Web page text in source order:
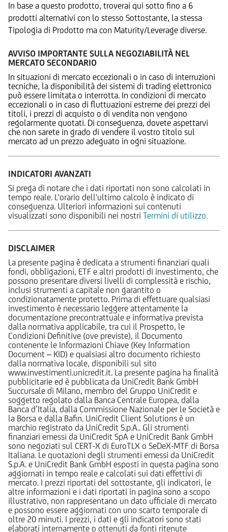
In base a questo prodotto, troverai qui sotto fino a 6
prodotti alternativi con lo stesso Sottostante, la stessa
Tipologia di Prodotto ma con Maturity/Leverage diverse.
AVVISO IMPORTANTE SULLA NEGOZIABILITÀ NEL
MERCATO SECONDARIO
In situazioni di mercato eccezionali o in caso di interruzioni
tecniche, la disponibilità dei sistemi di trading elettronico
può essere limitata o interrotta. In condizioni di mercato
eccezionali o in caso di fluttuazioni estreme dei prezzi dei
titoli, i prezzi di acquisto o di vendita non vengono
regolarmente quotati. Di conseguenza, dovete aspettarvi
che non sarete in grado di vendere il vostro titolo sul
mercato ad un prezzo adeguato in ogni situazione.
INDICATORI AVANZATI
Si prega di notare che i dati riportati non sono calcolati in
tempo reale. L'orario dell'ultimo calcolo è indicato di
conseguenza. Ulteriori informazioni sui contenuti
visualizzati sono disponibili nei nostri Termini di utilizzo.
DISCLAIMER
La presente pagina è dedicata a strumenti finanziari quali
fondi, obbligazioni, ETF e altri prodotti di investimento, che
possono presentare diversi livelli di complessità e rischio,
inclusi strumenti a capitale non garantito o
condizionatamente protetto. Prima di effettuare qualsiasi
investimento è necessario leggere attentamente la
documentazione precontrattuale e informativa prevista
dalla normativa applicabile, tra cui il Prospetto, le
Condizioni Definitive (ove previste), il Documento
contenente le Informazioni Chiave (Key Information
Document – KID) e qualsiasi altro documento richiesto
dalla normativa locale, disponibili sul sito
www.investimenti.unicredit.it. La presente pagina ha finalità
pubblicitarie ed è pubblicata da UniCredit Bank GmbH
Succursale di Milano, membro del Gruppo UniCredit e
soggetto regolato dalla Banca Centrale Europea, dalla
Banca d’Italia, dalla Commissione Nazionale per le Società e
la Borsa e dalla Bafin. UniCredit Client Solutions è un
marchio registrato da UniCredit S.p.A.. Gli strumenti
finanziari emessi da UniCredit SpA e UniCredit Bank GmbH
sono negoziati sul CERT-X di EuroTLX o SeDeX-MTF di Borsa
Italiana. Le quotazioni degli strumenti emessi da UniCredit
S.p.A. e UniCredit Bank GmbH esposti in questa pagina sono
aggiornati in tempo reale e calcolati sui dati effettivi di
mercato. I prezzi riportati del sottostante, gli indicatori, le
altre informazioni e i dati riportati in pagina sono a scopo
illustrativo, non rappresentano un dato ufficiale di mercato
e possono essere aggiornati con uno scarto temporale di
oltre 20 minuti. I prezzi, i dati e gli indicatori sono stati
elaborati internamente o ottenuti da fonti ritenute